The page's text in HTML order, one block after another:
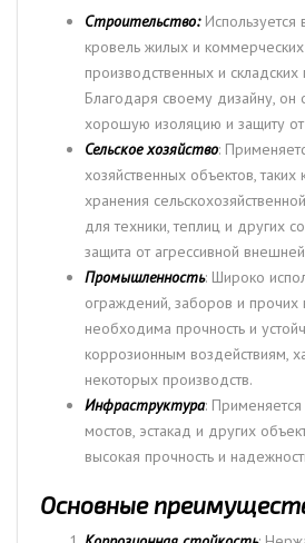
Строительство:Используется
кровель жилых и
производственных и
Благодаря своему дизайну, он
хорошую изоляцию и защиту
Сельское хозяйство:
хозяйственных объектов, таких
хранения
для техники, теплиц и других
защита от агрессивной
Промышленность: Широко
ограждений, заборов и прочих
необходима прочность и
коррозионным воздействиям,
некоторых производств.
Инфраструктура: Применяется
мостов, эстакад и других
высокая прочность и
Основные